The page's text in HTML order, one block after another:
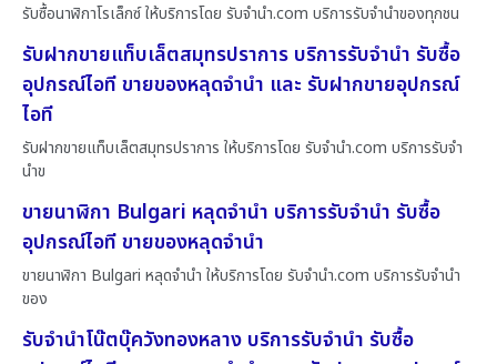
รับซื้อนาฬิกาโรเล็กซ์ ให้บริการโดย รับจํานํา.com บริการรับจำนำของทุกชน
รับฝากขายแท็บเล็ตสมุทรปราการ บริการรับจำนำ รับซื้อ
อุปกรณ์ไอที ขายของหลุดจำนำ และ รับฝากขายอุปกรณ์
ไอที
รับฝากขายแท็บเล็ตสมุทรปราการ ให้บริการโดย รับจํานํา.com บริการรับจำ
นำข
ขายนาฬิกา Bulgari หลุดจำนำ บริการรับจำนำ รับซื้อ
อุปกรณ์ไอที ขายของหลุดจำนำ
ขายนาฬิกา Bulgari หลุดจำนำ ให้บริการโดย รับจํานํา.com บริการรับจำนำ
ของ
รับจำนำโน๊ตบุ๊ควังทองหลาง บริการรับจำนำ รับซื้อ